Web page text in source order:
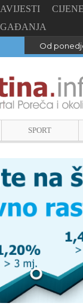
Od
SPORT